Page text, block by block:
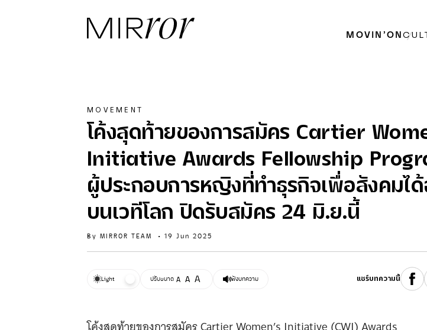
MOVIN’ON
MOVEMENT
โค้งสุดท้ายของการสมัคร Cartier
Initiative Awards Fellowship
ผู้ประกอบการหญิงที่ทำธุรกิจเพื่อสังคมไ
บนเวทีโลก ปิดรับสมัคร 24 มิ.ย.นี้
By MIRROR TEAM • 19 Jun 2025
Light ปรับขนาด A A A ฟังบทความ แชร์บทความนี้